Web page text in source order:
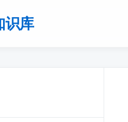
识库